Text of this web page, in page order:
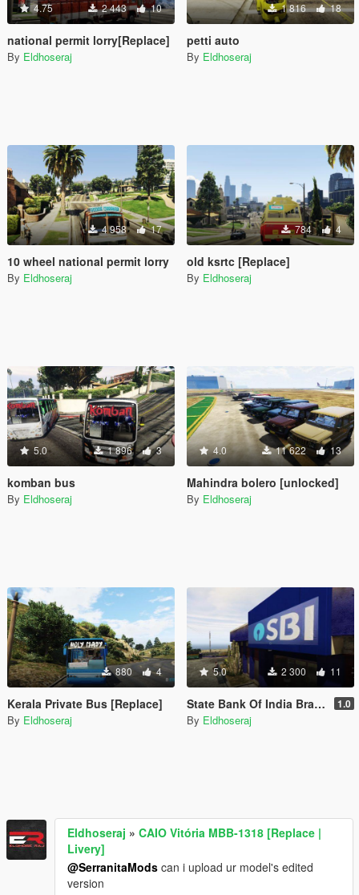
4.75 2 443 10
national permit lorry[Replace]
By Eldhoseraj
1 816 18
petti auto
By Eldhoseraj
4 958 17
10 wheel national permit lorry
By Eldhoseraj
784 4
old ksrtc [Replace]
By Eldhoseraj
5.0 1 896 3
komban bus
By Eldhoseraj
4.0 11 622 13
Mahindra bolero [unlocked]
By Eldhoseraj
880 4
Kerala Private Bus [Replace]
By Eldhoseraj
5.0 2 300 11
State Bank Of India Branch 1.0
By Eldhoseraj
Eldhoseraj » CAIO Vitória MBB-1318 [Replace |
Livery]
@SerranitaMods can i upload ur model's edited
version